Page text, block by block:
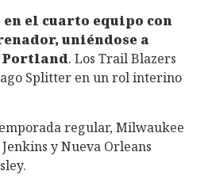
el cuarto equipo con
uniéndose a
Portland. Los Trail Blazers
Splitter en un rol interino
regular, Milwaukee
y Nueva Orleans